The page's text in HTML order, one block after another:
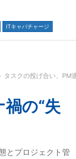
ITキャパチャージ
並び順：
の“失
とプロジェクト管